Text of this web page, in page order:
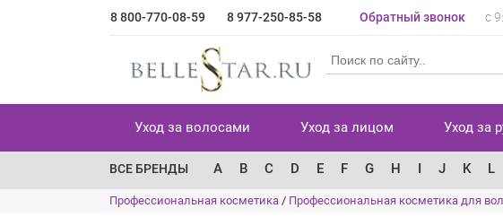
8 800-770-08-59 8 977-250-85-58 Обратный звонок с
Уход за волосами Уход за лицом Уход за
ВСЕ БРЕНДЫ A B C D E F G H I J K L
Профессиональная косметика / Профессиональная косметика для